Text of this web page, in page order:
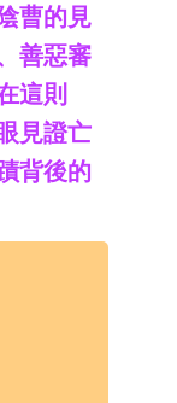
曹的見
善惡審
這則
見證亡
背後的